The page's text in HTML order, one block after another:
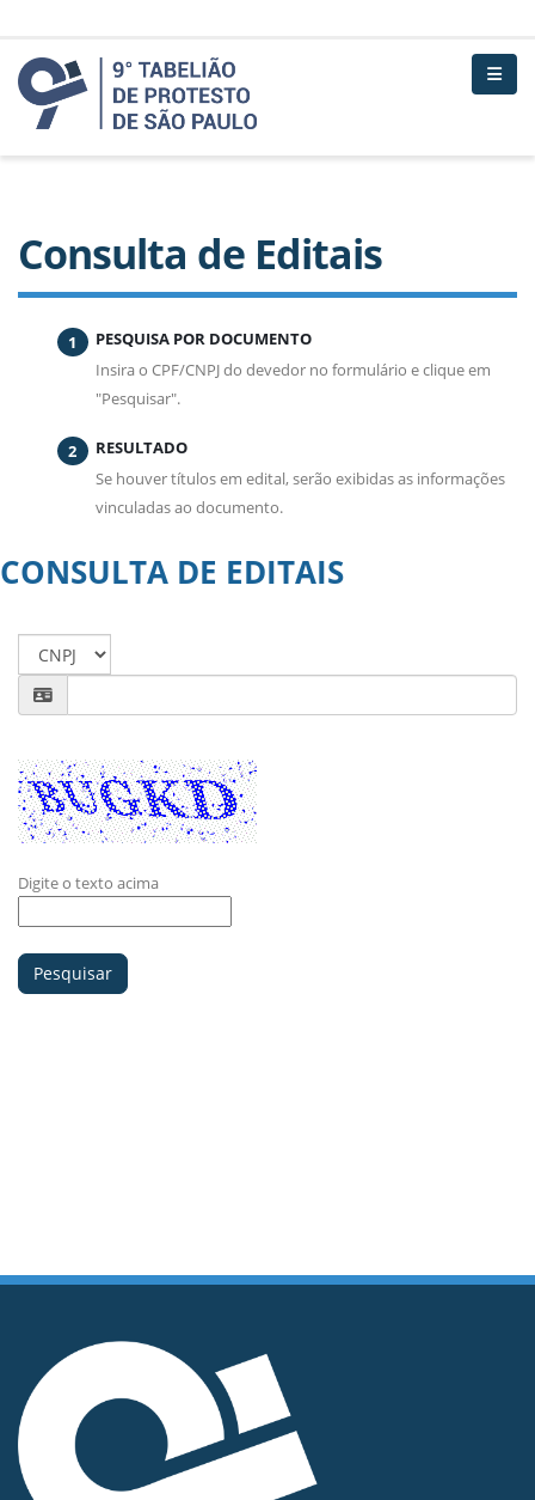
Consulta de Editais
PESQUISA POR DOCUMENTO
Insira o CPF/CNPJ do devedor no formulário e clique em
"Pesquisar".
RESULTADO
Se houver títulos em edital, serão exibidas as informações
vinculadas ao documento.
CONSULTA DE EDITAIS
Digite o texto acima